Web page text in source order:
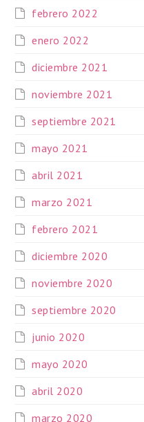
febrero 2022
enero 2022
diciembre 2021
noviembre 2021
septiembre 2021
mayo 2021
abril 2021
marzo 2021
febrero 2021
diciembre 2020
noviembre 2020
septiembre 2020
junio 2020
mayo 2020
abril 2020
marzo 2020